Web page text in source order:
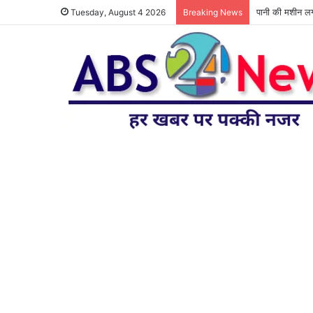
Tuesday, August 4 2026 Breaking News पानी की मशीन